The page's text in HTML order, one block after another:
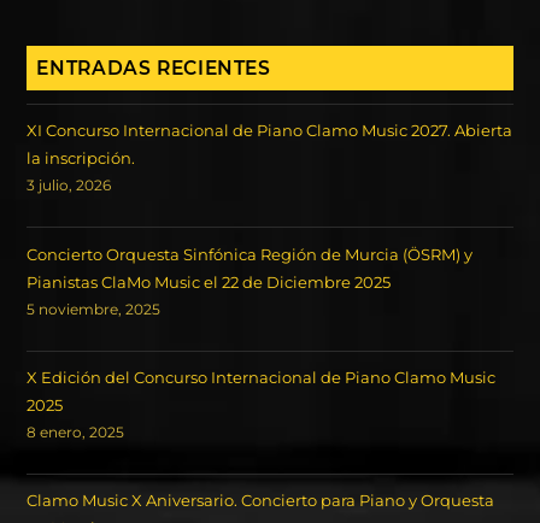
ENTRADAS RECIENTES
XI Concurso Internacional de Piano Clamo Music 2027. Abierta
la inscripción.
3 julio, 2026
Concierto Orquesta Sinfónica Región de Murcia (ÖSRM) y
Pianistas ClaMo Music el 22 de Diciembre 2025
5 noviembre, 2025
X Edición del Concurso Internacional de Piano Clamo Music
2025
8 enero, 2025
Clamo Music X Aniversario. Concierto para Piano y Orquesta